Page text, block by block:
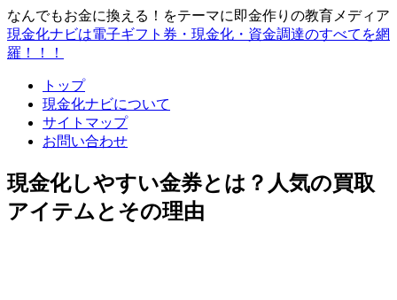
なんでもお金に換える！をテーマに即金作りの教育メディア
現金化ナビは電子ギフト券・現金化・資金調達のすべてを網
羅！！！
トップ
現金化ナビについて
サイトマップ
お問い合わせ
現金化しやすい金券とは？人気の買取
アイテムとその理由